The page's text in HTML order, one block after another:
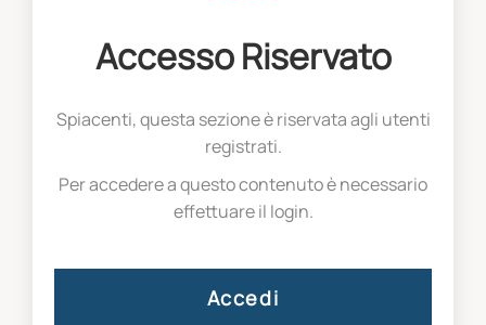
Accesso Riservato
Spiacenti, questa sezione è riservata agli utenti
registrati.
Per accedere a questo contenuto è necessario
effettuare il login.
Accedi